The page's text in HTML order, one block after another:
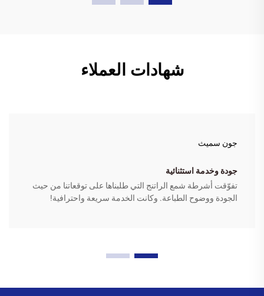
شهادات العملاء
جون سميث
جودة وخدمة استثنائية
تفوّقت أشرطة شمع الراتنج التي طلبناها على توقعاتنا من حيث
الجودة ووضوح الطباعة. وكانت الخدمة سريعة واحترافية!